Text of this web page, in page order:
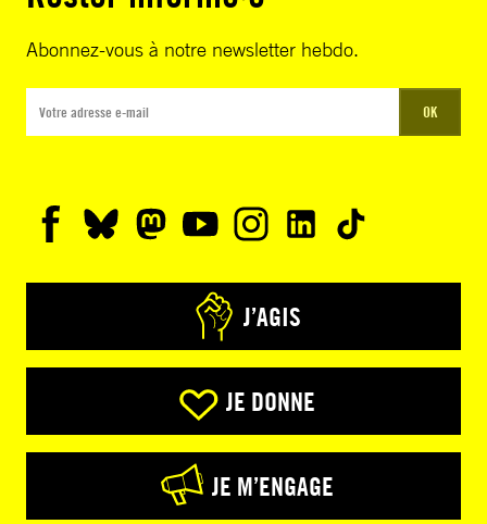
Abonnez-vous à notre newsletter hebdo.
OK
J’AGIS
JE DONNE
JE M’ENGAGE